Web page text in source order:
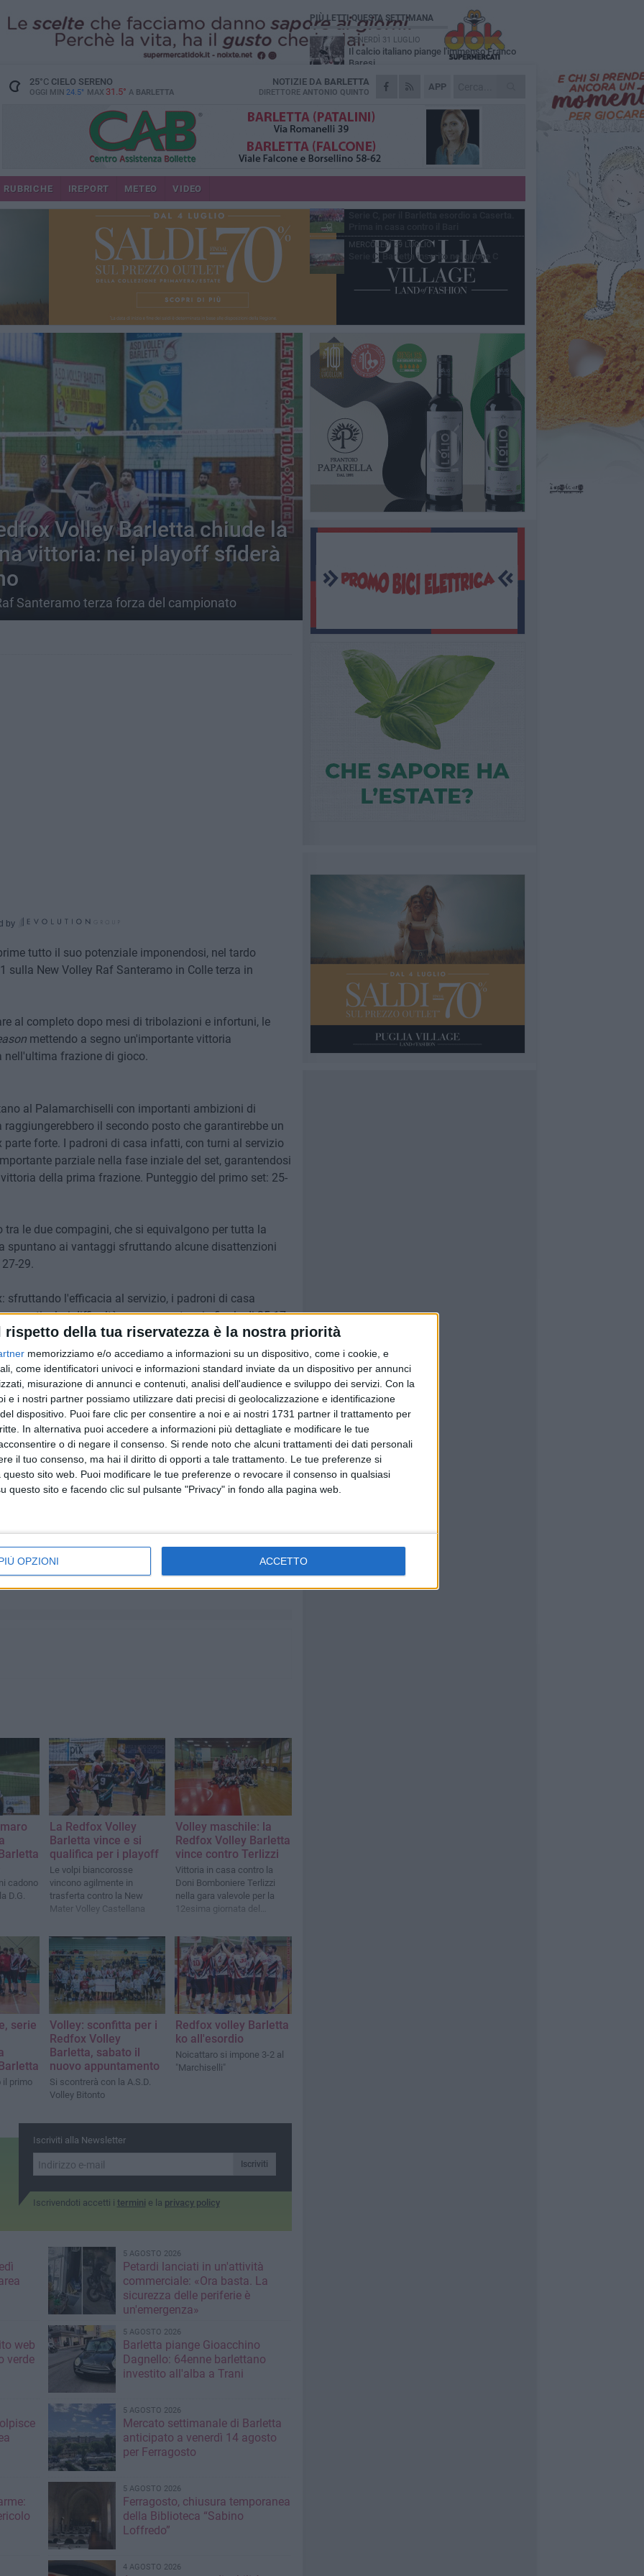
rispetto della tua riservatezza è la nostra priorità
memorizziamo e/o accediamo a informazioni su un dispositivo, come i cookie, e
come identificatori univoci e informazioni standard inviate da un dispositivo per annunci
misurazione di annunci e contenuti, analisi dell'audience e sviluppo dei servizi. Con la
e i nostri partner possiamo utilizzare dati precisi di geolocalizzazione e identificazione
dispositivo. Puoi fare clic per consentire a noi e ai nostri 1731 partner il trattamento per
In alternativa puoi accedere a informazioni più dettagliate e modificare le tue
o di negare il consenso. Si rende noto che alcuni trattamenti dei dati personali
il tuo consenso, ma hai il diritto di opporti a tale trattamento. Le tue preferenze si
sito web. Puoi modificare le tue preferenze o revocare il consenso in qualsiasi
questo sito e facendo clic sul pulsante "Privacy" in fondo alla pagina web.
OPZIONI ACCETTO
25°CCIELO SERENO
OGGI MIN 24.5° MAX 31.5° A BARLETTA
APP
NOTIZIE DA BARLETTA
DIRETTORE ANTONIO QUINTO
RUBRICHE IREPORT METEO VIDEO
Volley Barletta chiude la
vittoria: nei playoff sfiderà
Santeramo terza forza del campionato
by
tutto il suo potenziale imponendosi, nel tardo
sulla New Volley Raf Santeramo in Colle terza in
al completo dopo mesi di tribolazioni e infortuni, le
mettendo a segno un'importante vittoria
nell'ultima frazione di gioco.
al Palamarchiselli con importanti ambizioni di
il secondo posto che garantirebbe un
forte. I padroni di casa infatti, con turni al servizio
parziale nella fase inziale del set, garantendosi
della prima frazione. Punteggio del primo set: 25-
le due compagini, che si equivalgono per tutta la
spuntano ai vantaggi sfruttando alcune disattenzioni
29.
sfruttando l'efficacia al servizio, i padroni di casa
particolari difficoltà, con un punteggio finale di 25-17.
del secondo: le due compagini si danno battaglia punto
fase finale di set riescono a mettere a segno un
Quando ormai tutto sembra presagire un inevitabile tie-
di Coach Dinoia mettono a segno una incredibile
parità e poi aggiudicandosi il set per 28-26 per la gioia
le feste Pasquali e la pausa di fineregular season. La
15 Aprile alle ore 18:00, la Redfox sarà impegnata in
cadono
D.G.
La Redfox Volley
Barletta vince e si
qualifica per i playoff
Le volpi biancorosse
vincono agilmente in
trasferta contro la New
Mater Volley Castellana
Volley maschile: la
Redfox Volley Barletta
vince contro Terlizzi
Vittoria in casa contro la
Doni Bomboniere Terlizzi
nella gara valevole per la
12esima giornata del
serie
il primo
Volley: sconfitta per i
Redfox Volley
Barletta, sabato il
nuovo appuntamento
Si scontrerà con la A.S.D.
Volley Bitonto
Redfox volley Barletta
ko all'esordio
Noicattaro si impone 3-2 al
"Marchiselli"
Iscriviti alla Newsletter
Iscriviti
Iscrivendoti accetti i termini e la privacy policy
5 AGOSTO 2026
Petardi lanciati in un'attività
commerciale: «Ora basta. La
sicurezza delle periferie è
un'emergenza»
web
verde
5 AGOSTO 2026
Barletta piange Gioacchino
Dagnello: 64enne barlettano
investito all'alba a Trani
5 AGOSTO 2026
Mercato settimanale di Barletta
anticipato a venerdì 14 agosto
per Ferragosto
5 AGOSTO 2026
Ferragosto, chiusura temporanea
della Biblioteca “Sabino
Loffredo”
4 AGOSTO 2026
PIÙ LETTI QUESTA SETTIMANA
VENERDÌ 31 LUGLIO
Il calcio italiano piange l'immenso Franco
Baresi
VENERDÌ 31 LUGLIO
Serie C Sky Wifi: fissate date e orari delle
SABATO 1 AGOSTO
Poker di Da Silva, Barletta batte Soccer
Trani 4-1 in amichevole
VENERDÌ 31 LUGLIO
Barletta 1922: un avvio tostissimo e
GIOVEDÌ 30 LUGLIO
MERCOLEDÌ 29 LUGLIO
Serie C, Barletta inserito nel girone C